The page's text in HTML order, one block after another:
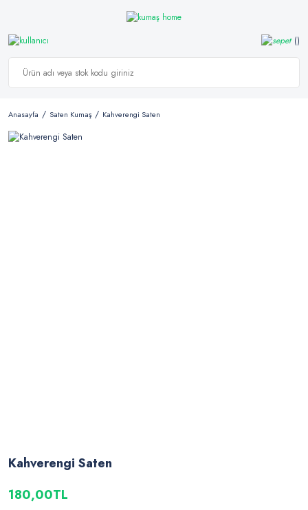
Anasayfa Saten Kumaş Kahverengi Saten
Kahverengi Saten
180,00TL